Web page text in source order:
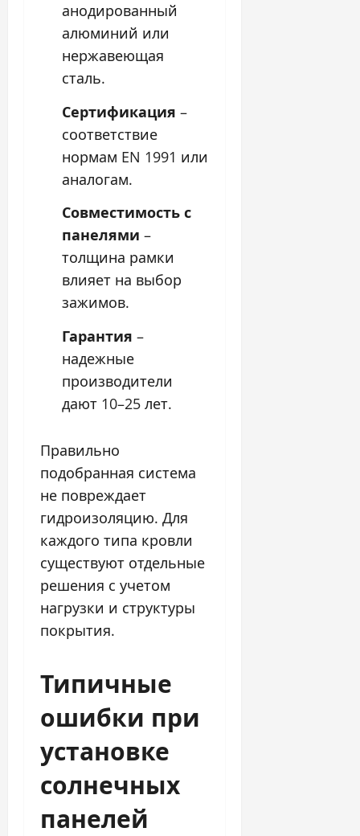
анодированный
алюминий или
нержавеющая
сталь.
Сертификация –
соответствие
нормам EN 1991 или
аналогам.
Совместимость с
панелями –
толщина рамки
влияет на выбор
зажимов.
Гарантия –
надежные
производители
дают 10–25 лет.
Правильно
подобранная система
не повреждает
гидроизоляцию. Для
каждого типа кровли
существуют отдельные
решения с учетом
нагрузки и структуры
покрытия.
Типичные
ошибки при
установке
солнечных
панелей